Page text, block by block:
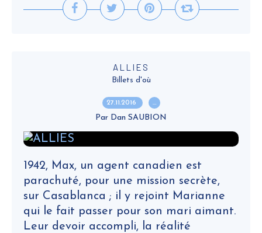
ALLIES
Billets d'où
27.11.2016 …
Par Dan SAUBION
1942, Max, un agent canadien est
parachuté, pour une mission secrète,
sur Casablanca ; il y rejoint Marianne
qui le fait passer pour son mari aimant.
Leur devoir accompli, la réalité